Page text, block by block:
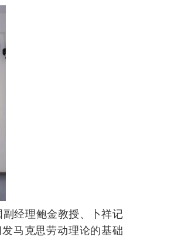
经理鲍金教授、卜祥记
马克思劳动理论的基础